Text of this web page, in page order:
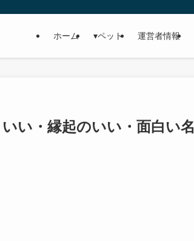
ホーム ▾ペット 運営者情報
い・縁起のいい・面白い名